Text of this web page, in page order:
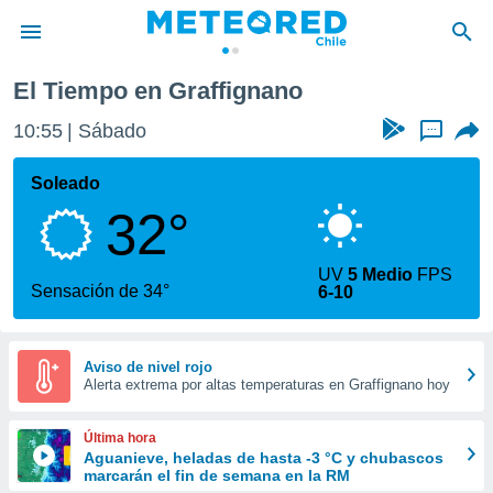
de
por
que se
calidad.
a este
las
y
forma
digital
basada
El Tiempo en Graffignano
10:55 Sábado ...
Soleado
32°
Sensación de 34°
UV5 Medio FPS
6-10
Aviso de nivel rojo
Alerta extrema por altas temperaturas en Graffignano hoy
Última hora
Aguanieve, heladas de hasta -3 °C y chubascos
marcarán el fin de semana en la RM